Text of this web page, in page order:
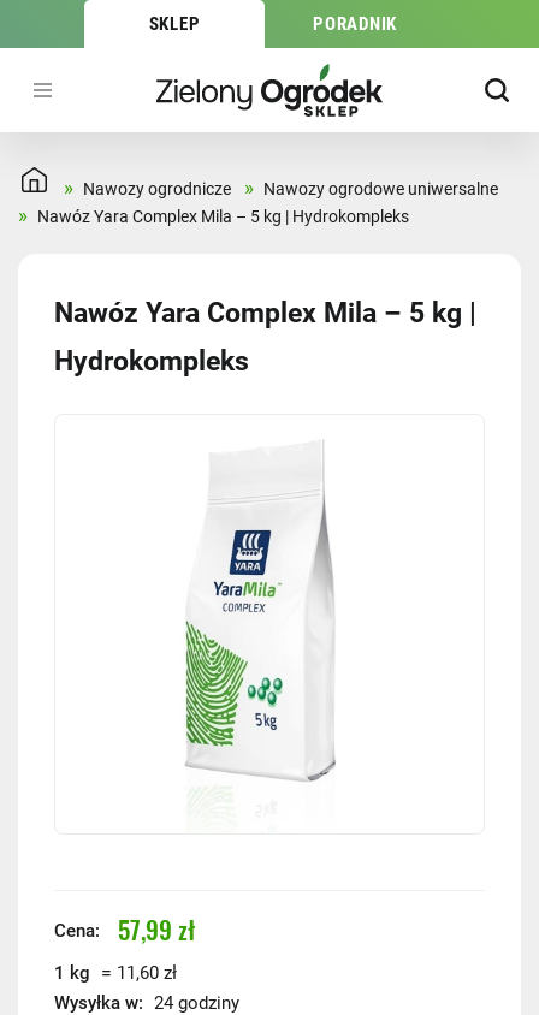
SKLEP PORADNIK
» Nawozy ogrodnicze » Nawozy ogrodowe uniwersalne
» Nawóz Yara Complex Mila – 5 kg | Hydrokompleks
Nawóz Yara Complex Mila – 5 kg |
Hydrokompleks
Cena: 57,99 zł
1 kg = 11,60 zł
Wysyłka w: 24 godziny